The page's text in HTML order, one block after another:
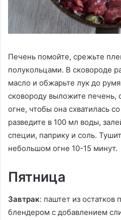
Печень помойте, срежьте
полукольцами. В сковороде
масло и обжарьте лук до
сковороду выложите печень,
огне, чтобы она схватилась
разведите в 100 мл воды,
специи, паприку и соль.
небольшом огне 10-15 минут.
Пятница
Завтрак: паштет из остатков
блендером с добавлением